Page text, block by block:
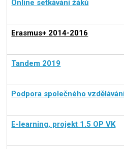
Online setkávání žáků
Erasmus+ 2014-2016
Tandem 2019
Podpora společného
E-learning, projekt 1.5 OP VK